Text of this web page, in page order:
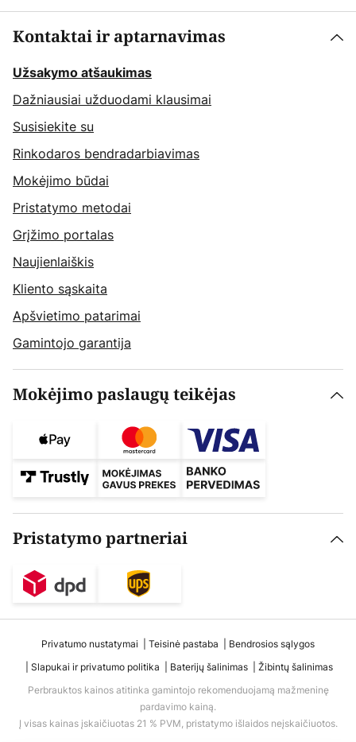
Kontaktai ir aptarnavimas
Užsakymo atšaukimas
Dažniausiai užduodami klausimai
Susisiekite su
Rinkodaros bendradarbiavimas
Mokėjimo būdai
Pristatymo metodai
Grįžimo portalas
Naujienlaiškis
Kliento sąskaita
Apšvietimo patarimai
Gamintojo garantija
Mokėjimo paslaugų teikėjas
Pristatymo partneriai
Privatumo nustatymai Teisinė pastaba
Bendrosios sąlygos
Slapukai ir privatumo politika
Baterijų šalinimas
Žibintų šalinimas
Perbrauktos kainos atitinka gamintojo rekomenduojamą mažmeninę
pardavimo kainą.
Į visas kainas įskaičiuotas 21 % PVM, pristatymo išlaidos neįskaičiuotos.